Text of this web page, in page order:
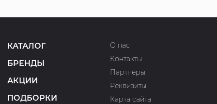
КАТАЛОГ
БРЕНДЫ
АКЦИИ
ПОДБОРКИ
О нас
Контакты
Партнеры
Реквизиты
Карта сайта